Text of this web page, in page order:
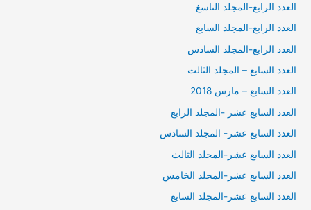
العدد الرابع-المجلد التاسغ
العدد الرابع-المجلد السابع
العدد الرابع-المجلد السادس
العدد السابع – المجلد الثالث
العدد السابع – مارس 2018
العدد السابع عشر -المجلد الرابع
العدد السابع عشر- المجلد السادس
العدد السابع عشر-المجلد الثالث
العدد السابع عشر-المجلد الخامس
العدد السابع عشر-المجلد السايع